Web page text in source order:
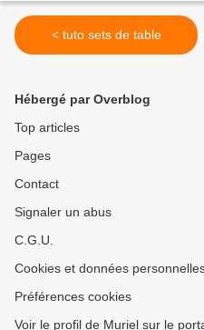
< tuto sets de table
Hébergé par Overblog
Top articles
Pages
Contact
Signaler un abus
C.G.U.
Cookies et données
Préférences cookies
Voir le profil de Muriel sur le